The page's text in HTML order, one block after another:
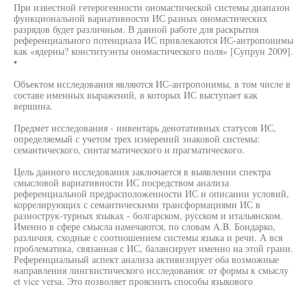
При известной гетерогенности ономастической системы диапазон
функциональной вариативности ИС разных ономастических
разрядов будет различным. В данной работе для раскрытия
референциального потенциала ИС привлекаются ИС-антропонимы
как «ядерны? конституэнты ономастического поля» [Супрун 2009].
•
Объектом исследования являются ИС-антропонимы, в том числе в
составе именных выражений, в которых ИС выступает как
вершина.
Предмет исследования - инвентарь денотативных статусов ИС,
определяемый с учетом трех измерений знаковой системы:
семантического, синтагматического и прагматического.
Цель данного исследования заключается в выявлении спектра
смысловой вариативности ИС посредством анализа
референциальной предрасположенности ИС и описании условий,
коррелирующих с семантическими трансформациями ИС в
разнострук-турных языках - болгарском, русском и итальянском.
Именно в сфере смысла намечаются, по словам A.B. Бондарко,
различия, сходные с соотношением системы языка и речи. А вся
проблематика, связанная с ИС, балансирует именно на этой грани.
Референциальный аспект анализа активизирует оба возможные
направления лингвистического исследования: от формы к смыслу
et vice versa. Это позволяет прояснить способы языкового